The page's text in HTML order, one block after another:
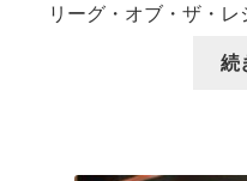
リーグ・オブ・ザ・
続